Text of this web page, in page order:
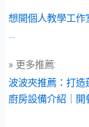
想開個人教學工
…
» 更多推薦:
波波夾推薦：打造
廚房設備介紹｜